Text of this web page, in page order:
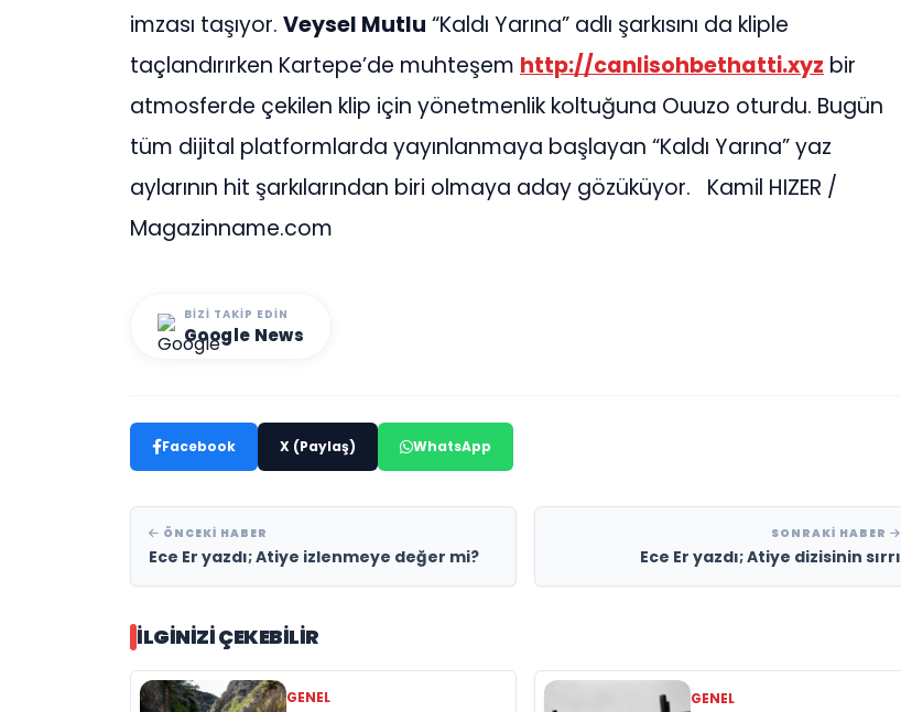
imzası taşıyor. Veysel Mutlu “Kaldı Yarına” adlı şarkısını da kliple
taçlandırırken Kartepe’de muhteşem http://canlisohbethatti.xyz bir
atmosferde çekilen klip için yönetmenlik koltuğuna Ouuzo oturdu. Bugün
tüm dijital platformlarda yayınlanmaya başlayan “Kaldı Yarına” yaz
aylarının hit şarkılarından biri olmaya aday gözüküyor. Kamil HIZER /
Magazinname.com
BIZI TAKIP EDIN
Google News
Facebook X (Paylaş) WhatsApp
ÖNCEKI HABER
Ece Er yazdı; Atiye izlenmeye değer mi?
SONRAKI HABER
Ece Er yazdı; Atiye dizisinin sırrı
İLGINIZI ÇEKEBILIR
GENEL GENEL